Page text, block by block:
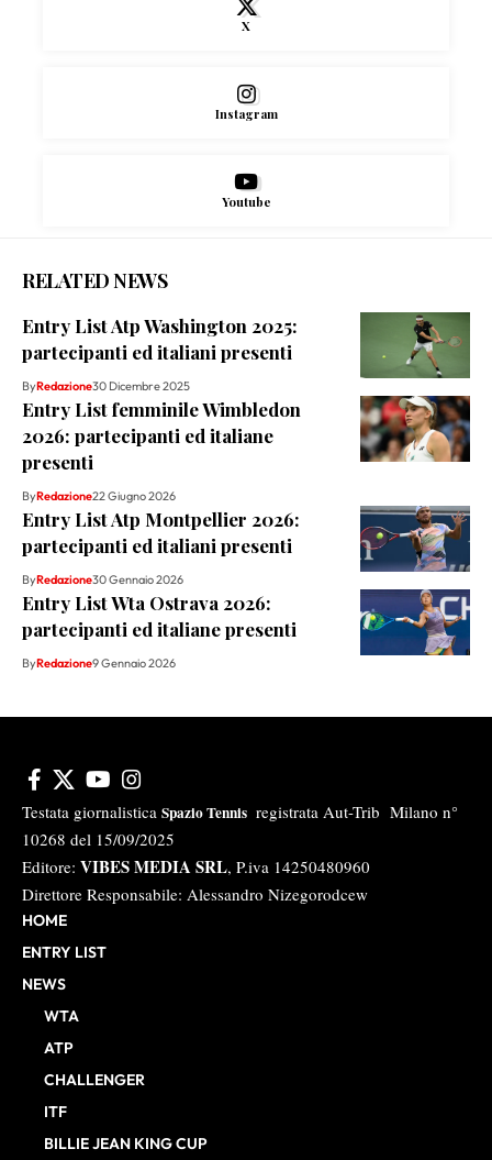
X
Instagram
Youtube
RELATED NEWS
Entry List Atp Washington 2025:
partecipanti ed italiani presenti
ByRedazione30 Dicembre 2025
Entry List femminile Wimbledon
2026: partecipanti ed italiane
presenti
ByRedazione22 Giugno 2026
Entry List Atp Montpellier 2026:
partecipanti ed italiani presenti
ByRedazione30 Gennaio 2026
Entry List Wta Ostrava 2026:
partecipanti ed italiane presenti
ByRedazione9 Gennaio 2026
Testata giornalistica Spazio Tennis registrata Aut-Trib Milano n°
10268 del 15/09/2025
Editore: VIBES MEDIA SRL, P.iva 14250480960
Direttore Responsabile: Alessandro Nizegorodcew
HOME
ENTRY LIST
NEWS
WTA
ATP
CHALLENGER
ITF
BILLIE JEAN KING CUP